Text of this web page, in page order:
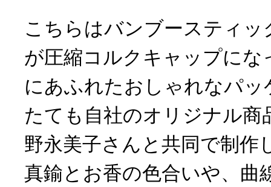
こちらはバンブースティッ
が圧縮コルクキャップにな
にあふれたおしゃれなパ
たても自社のオリジナル商
野永美子さんと共同で制作
真鍮とお香の色合いや、曲